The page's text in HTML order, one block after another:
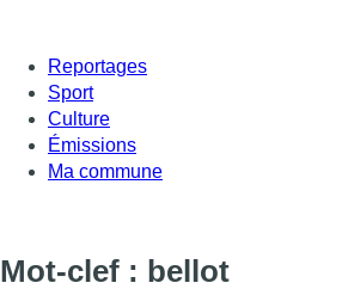
Reportages
Sport
Culture
Émissions
Ma commune
Mot-clef : bellot